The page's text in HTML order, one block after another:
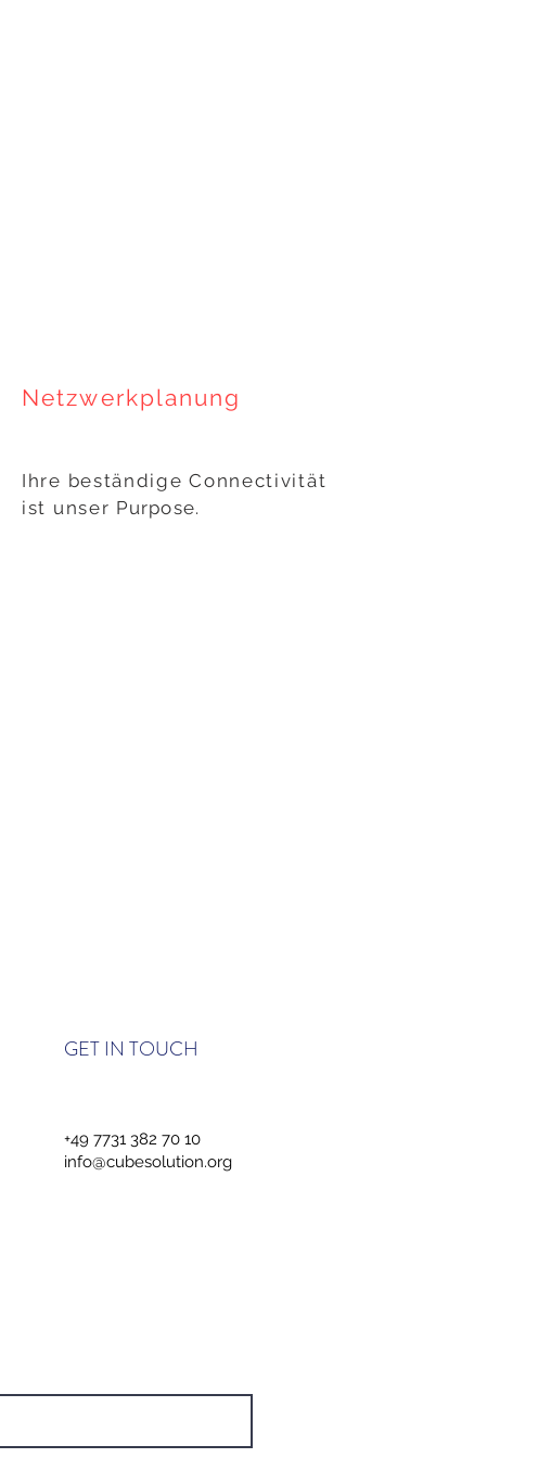
Netzwerkplanung
Ihre beständige Connectivität
ist unser Purpose.
GET IN TOUCH
+49 7731 382 70 10
info@cubesolution.org